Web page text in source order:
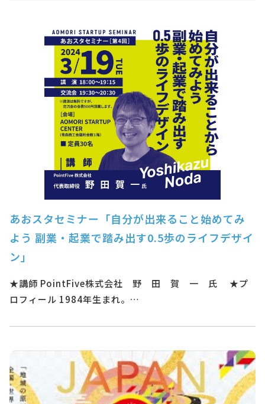
あおスタセミナー「自分が出来ること始めてみ
よう 副業・起業で踏み出す0.5歩のライフデザイ
ン」
★講師 PointFive株式会社 野 田 賀 一 氏 ★プ
ロフィール 1984年生まれ。…